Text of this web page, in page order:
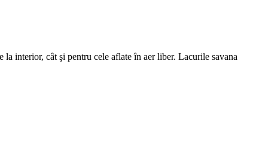
interior, cât şi pentru cele aflate în aer liber. Lacurile savana